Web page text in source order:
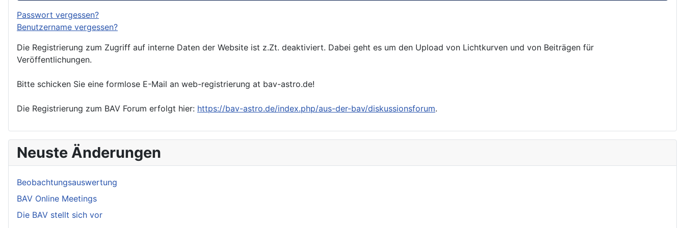
Passwort vergessen?
Benutzername vergessen?
Die Registrierung zum Zugriff auf interne Daten der Website ist z.Zt. deaktiviert. Dabei geht es um den Upload von Lichtkurven und von Beiträgen für
Veröffentlichungen.
Bitte schicken Sie eine formlose E-Mail an web-registrierung at bav-astro.de!
Die Registrierung zum BAV Forum erfolgt hier: https://bav-astro.de/index.php/aus-der-bav/diskussionsforum.
Neuste Änderungen
Beobachtungsauswertung
BAV Online Meetings
Die BAV stellt sich vor